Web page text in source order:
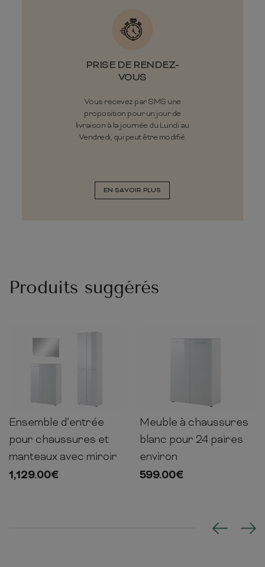
PRISE DE RENDEZ-
VOUS
Vous recevez par SMS une
proposition pour un jour de
livraison à la journée du Lundi au
Vendredi, qui peut être modifié.
EN SAVOIR PLUS
Produits suggérés
120cm 88cm 40cm
Ensemble d’entrée
pour chaussures et
manteaux avec miroir
1,129.00€
120cm 88cm 40cm
Meuble à chaussures
blanc pour 24 paires
environ
599.00€